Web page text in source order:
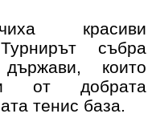
красиви
събра
които
от добрата
тенис база.